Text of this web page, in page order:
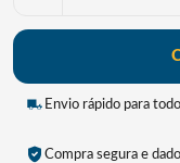
Envio rápido para
Compra segura e